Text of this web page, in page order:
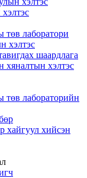
төв лаборатори
хэлтэс
шаардлага
хэлтэс
төв лабораторийн
хайгуул хийсэн